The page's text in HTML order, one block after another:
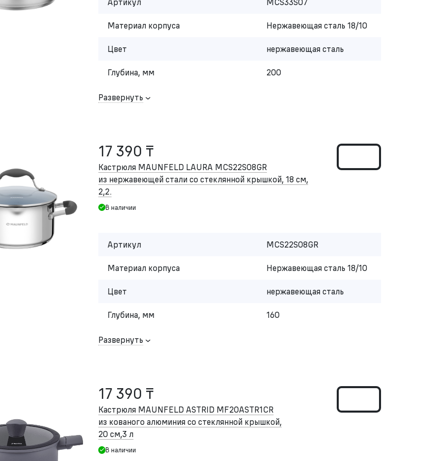
Материал корпуса Нержавеющая сталь 18/10
Цвет нержавеющая сталь
Глубина, мм 200
Развернуть
17 390 ₸
Кастрюля MAUNFELD LAURA MCS22S08GR
из нержавеющей стали со стеклянной крышкой, 18 см,
2,2.
В наличии
Артикул MCS22S08GR
Материал корпуса Нержавеющая сталь 18/10
Цвет нержавеющая сталь
Глубина, мм 160
Развернуть
17 390 ₸
Кастрюля MAUNFELD ASTRID MF20ASTR1CR
из кованого алюминия со стеклянной крышкой,
20 см,3 л
В наличии